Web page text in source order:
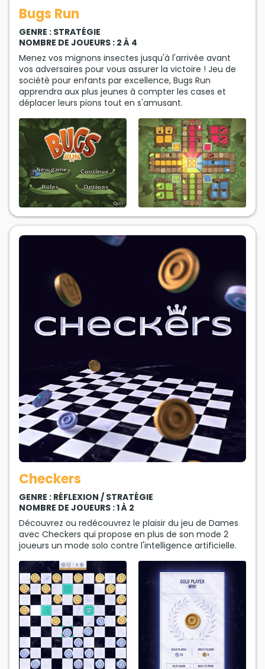
Bugs Run
GENRE : STRATÉGIE
NOMBRE DE JOUEURS : 2 À 4
Menez vos mignons insectes jusqu'à l'arrivée avant
vos adversaires pour vous assurer la victoire ! Jeu de
société pour enfants par excellence, Bugs Run
apprendra aux plus jeunes à compter les cases et
déplacer leurs pions tout en s'amusant.
Checkers
GENRE : RÉFLEXION / STRATÉGIE
NOMBRE DE JOUEURS : 1 À 2
Découvrez ou redécouvrez le plaisir du jeu de Dames
avec Checkers qui propose en plus de son mode 2
joueurs un mode solo contre l'intelligence artificielle.